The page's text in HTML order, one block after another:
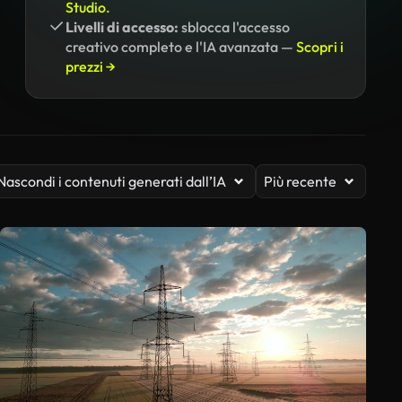
Studio.
Livelli di accesso: sblocca l'accesso
creativo completo e l'IA avanzata — Scopri i
prezzi →
i contenuti generati dall’IA Più recente